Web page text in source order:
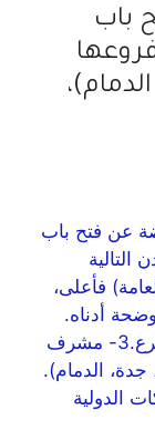
باب
عن فتح باب
فأعلى،
أدناه.
الوظائف:1- مدير فرع.2- مساعد مدير فرع.3- مشرف
جدة، الدمام).
الدولية